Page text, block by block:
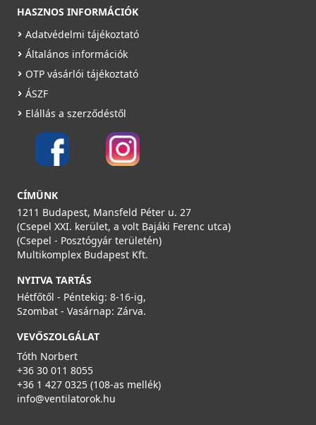
HASZNOS INFORMÁCIÓK
Adatvédelmi tájékoztató
Általános információk
OTP vásárlói tájékoztató
ÁSZF
Elállás a szerződéstől
CÍMÜNK
1211 Budapest, Mansfeld Péter u. 27
(Csepel XXI. kerület, a volt Bajáki Ferenc utca)
(Csepel - Posztógyár területén)
Multikomplex Budapest Kft.
NYITVA TARTÁS
Hétfőtől - Péntekig: 8-16-ig,
Szombat - Vasárnap: Zárva.
VEVŐSZOLGÁLAT
Tóth Norbert
+36 30 011 8055
+36 1 427 0325 (108-as mellék)
info@ventilatorok.hu